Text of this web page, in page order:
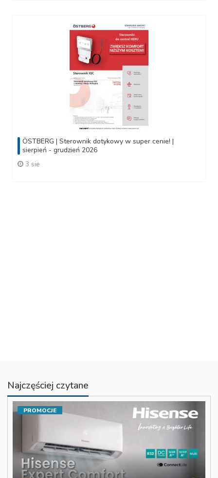
ÖSTBERG | Sterownik dotykowy w super cenie! |
sierpień - grudzień 2026
3 sie
Najczęściej czytane
PROMOCJE